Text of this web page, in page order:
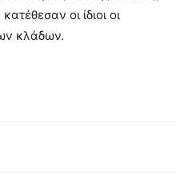
οι ίδιοι οι
κλάδων.